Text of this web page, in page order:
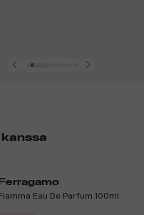
Ferragamo
Eau De Parfum 100ml